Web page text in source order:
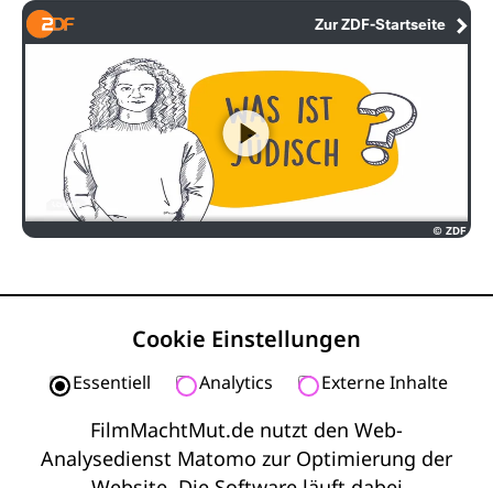
© 2026 Film Macht Mut
Cookie Einstellungen
Essentiell Analytics Externe Inhalte
FilmMachtMut.de nutzt den Web-
Analysedienst Matomo zur Optimierung der